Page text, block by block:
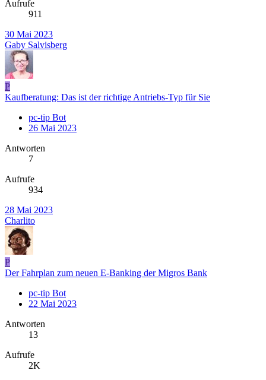
Aufrufe
911
30 Mai 2023
Gaby Salvisberg
P
Kaufberatung: Das ist der richtige Antriebs-Typ für Sie
pc-tip Bot
26 Mai 2023
Antworten
7
Aufrufe
934
28 Mai 2023
Charlito
P
Der Fahrplan zum neuen E-Banking der Migros Bank
pc-tip Bot
22 Mai 2023
Antworten
13
Aufrufe
2K